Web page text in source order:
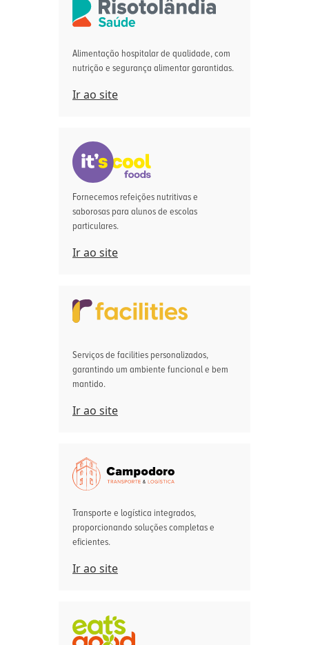
Alimentação hospitalar de qualidade, com
nutrição e segurança alimentar garantidas.
Ir ao site
Fornecemos refeições nutritivas e
saborosas para alunos de escolas
particulares.
Ir ao site
Serviços de facilities personalizados,
garantindo um ambiente funcional e bem
mantido.
Ir ao site
Transporte e logística integrados,
proporcionando soluções completas e
eficientes.
Ir ao site